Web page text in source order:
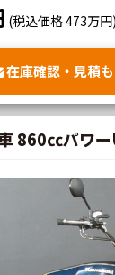
(税込価格 473万円)
在庫確認・見積
860㏄パワ